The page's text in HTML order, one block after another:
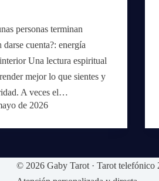
personas terminan
cuenta?: energía
Una lectura espiritual
mejor lo que sientes y
A veces el…
de 2026
© 2026 Gaby Tarot · Tarot telefónico